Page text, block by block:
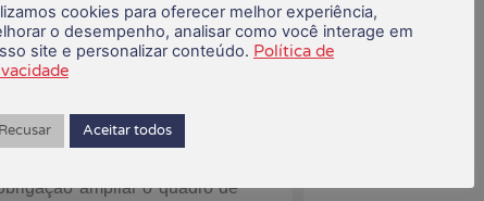
e da sociedade
no exercício da
ampliar o quadro de
cookies para oferecer melhor experiência,
o desempenho, analisar como você interage em
site e personalizar conteúdo. Política de
Recusar Aceitar todos